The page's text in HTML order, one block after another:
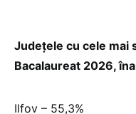
Județele cu cele mai
Bacalaureat 2026,
Ilfov – 55,3%